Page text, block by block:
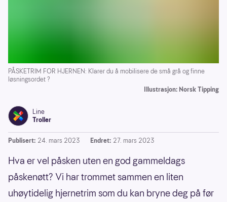
PÅSKETRIM FOR HJERNEN: Klarer du å mobilisere de små grå og finne
løsningsordet ?
Illustrasjon: Norsk Tipping
Line
Troller
Publisert: 24. mars 2023 Endret: 27. mars 2023
Hva er vel påsken uten en god gammeldags
påskenøtt? Vi har trommet sammen en liten
uhøytidelig hjernetrim som du kan bryne deg på før